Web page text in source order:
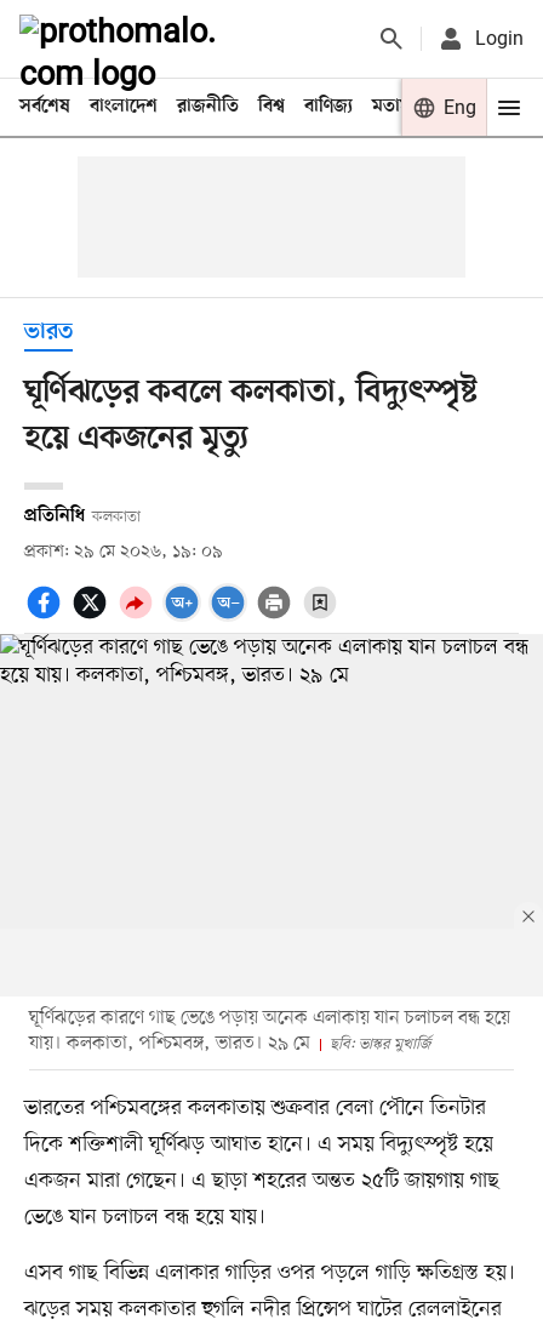
Login
সর্বশেষ বাংলাদেশ রাজনীতি বিশ্ব বাণিজ্য মতামত খেলা
Eng
ভারত
ঘূর্ণিঝড়ের কবলে কলকাতা, বিদ্যুৎস্পৃষ্ট
হয়ে একজনের মৃত্যু
প্রতিনিধি কলকাতা
প্রকাশ: ২৯ মে ২০২৬, ১৯: ০৯
ঘূর্ণিঝড়ের কারণে গাছ ভেঙে পড়ায় অনেক এলাকায় যান চলাচল বন্ধ হয়ে
যায়। কলকাতা, পশ্চিমবঙ্গ, ভারত। ২৯ মে
ছবি: ভাস্কর মুখার্জি
ভারতের পশ্চিমবঙ্গের কলকাতায় শুক্রবার বেলা পৌনে তিনটার
দিকে শক্তিশালী ঘূর্ণিঝড় আঘাত হানে। এ সময় বিদ্যুৎস্পৃষ্ট হয়ে
একজন মারা গেছেন। এ ছাড়া শহরের অন্তত ২৫টি জায়গায় গাছ
ভেঙে যান চলাচল বন্ধ হয়ে যায়।
এসব গাছ বিভিন্ন এলাকার গাড়ির ওপর পড়লে গাড়ি ক্ষতিগ্রস্ত হয়।
ঝড়ের সময় কলকাতার হুগলি নদীর প্রিন্সেপ ঘাটের রেললাইনের